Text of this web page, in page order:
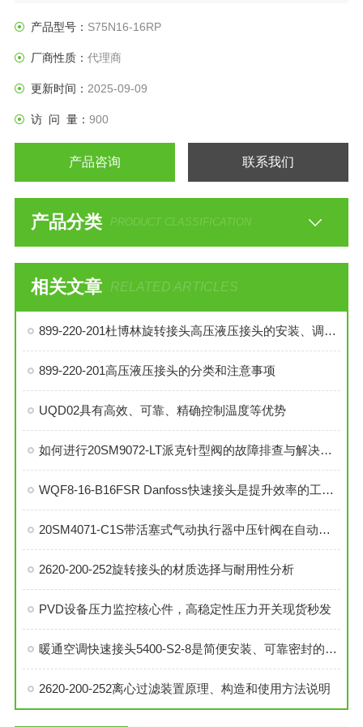
产品型号： S75N16-16RP
厂商性质： 代理商
更新时间： 2025-09-09
访 问 量： 900
产品咨询 联系我们
产品分类 PRODUCT CLASSIFICATION
相关文章 RELATED ARTICLES
899-220-201杜博林旋转接头高压液压接头的安装、调试与维护技巧
899-220-201高压液压接头的分类和注意事项
UQD02具有高效、可靠、精确控制温度等优势
如何进行20SM9072-LT派克针型阀的故障排查与解决措施？
WQF8-16-B16FSR Danfoss快速接头是提升效率的工业连接解决方案
20SM4071-C1S带活塞式气动执行器中压针阀在自动化系统中的角色与功能
2620-200-252旋转接头的材质选择与耐用性分析
PVD设备压力监控核心件，高稳定性压力开关现货秒发
暖通空调快速接头5400-S2-8是简便安装、可靠密封的理想选择
2620-200-252离心过滤装置原理、构造和使用方法说明